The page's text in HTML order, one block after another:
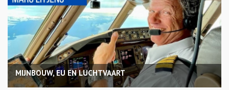
MIJNBOUW, EU EN LUCHTVAART